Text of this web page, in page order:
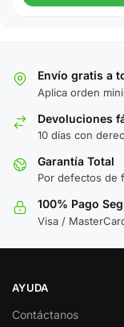
Envío gratis a
Aplica orden
Devoluciones
10 días con
Garantía Total
Por defectos de
100% Pago
Visa /
AYUDA
Contáctanos